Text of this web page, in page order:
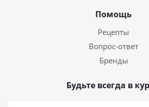
Помощь
Рецепты
Вопрос-ответ
Бренды
Будьте всегда в